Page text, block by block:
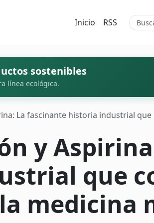
Inicio RSS
sostenibles
línea ecológica.
La fascinante historia industrial
y
que
medicina